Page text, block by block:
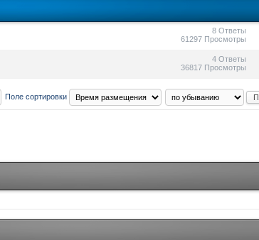
8 Ответы
61297 Просмотры
4 Ответы
36817 Просмотры
Поле сортировки